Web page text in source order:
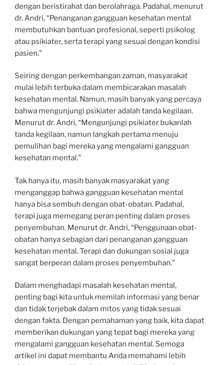
dengan beristirahat dan berolahraga. Padahal, menurut
dr. Andri, “Penanganan gangguan kesehatan mental
membutuhkan bantuan profesional, seperti psikolog
atau psikiater, serta terapi yang sesuai dengan kondisi
pasien.”
Seiring dengan perkembangan zaman, masyarakat
mulai lebih terbuka dalam membicarakan masalah
kesehatan mental. Namun, masih banyak yang percaya
bahwa mengunjungi psikiater adalah tanda kegilaan.
Menurut dr. Andri, “Mengunjungi psikiater bukanlah
tanda kegilaan, namun langkah pertama menuju
pemulihan bagi mereka yang mengalami gangguan
kesehatan mental.”
Tak hanya itu, masih banyak masyarakat yang
menganggap bahwa gangguan kesehatan mental
hanya bisa sembuh dengan obat-obatan. Padahal,
terapi juga memegang peran penting dalam proses
penyembuhan. Menurut dr. Andri, “Penggunaan obat-
obatan hanya sebagian dari penanganan gangguan
kesehatan mental. Terapi dan dukungan sosial juga
sangat berperan dalam proses penyembuhan.”
Dalam menghadapi masalah kesehatan mental,
penting bagi kita untuk memilah informasi yang benar
dan tidak terjebak dalam mitos yang tidak sesuai
dengan fakta. Dengan pemahaman yang baik, kita dapat
memberikan dukungan yang tepat bagi mereka yang
mengalami gangguan kesehatan mental. Semoga
artikel ini dapat membantu Anda memahami lebih